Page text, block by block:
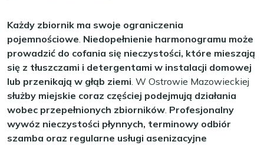
Każdy zbiornik ma swoje ograniczenia
pojemnościowe. Niedopełnienie harmonogramu może
prowadzić do cofania się nieczystości, które mieszają
się z tłuszczami i detergentami w instalacji domowej
lub przenikają w głąb ziemi. W Ostrowie Mazowieckiej
służby miejskie coraz częściej podejmują działania
wobec przepełnionych zbiorników. Profesjonalny
wywóz nieczystości płynnych, terminowy odbiór
szamba oraz regularne usługi asenizacyjne